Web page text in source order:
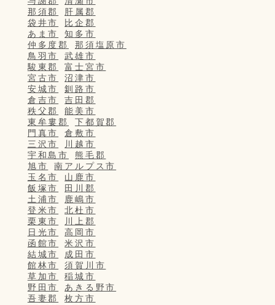
那須郡
肝属郡
袋井市
比企郡
あま市
知多市
仲多度郡
那須塩原市
鳥羽市
武雄市
駿東郡
富士宮市
宮古市
沼津市
安城市
釧路市
倉吉市
吉田郡
秩父郡
能美市
東牟婁郡
下都賀郡
門真市
倉敷市
三沢市
川越市
宇和島市
熊毛郡
旭市
南アルプス市
玉名市
山鹿市
飯塚市
田川郡
土浦市
鹿嶋市
登米市
北杜市
栗東市
川上郡
日光市
高岡市
函館市
米沢市
結城市
成田市
館林市
須賀川市
草加市
稲城市
野田市
あきる野市
吾妻郡
枚方市